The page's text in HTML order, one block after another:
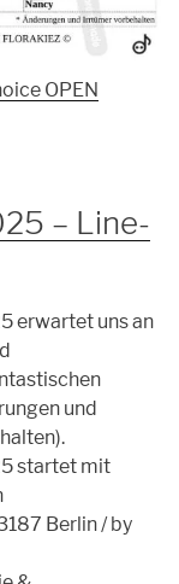
OPEN
– Line-
erwartet uns an
und
startet mit
Berlin / by